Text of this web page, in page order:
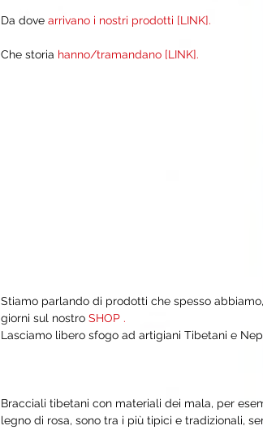
Da dove arrivano i nostri prodotti [LINK].
Che storia hanno/tramandano [LINK].
Stiamo parlando di prodotti che spesso
giorni sul nostro SHOP .
Lasciamo libero sfogo ad artigiani Tibetani e
Bracciali tibetani con materiali dei mala, per
legno di rosa, sono tra i più tipici e tradizionali,